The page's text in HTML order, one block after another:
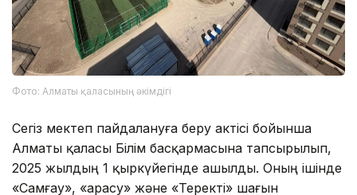
Фото: Алматы қаласының әкімдігі
Сегіз мектеп пайдалануға беру актісі бойынша
Алматы қаласы Білім басқармасына тапсырылып,
2025 жылдың 1 қыркүйегінде ашылды. Оның ішінде
«Самғау», «Қарасу» және «Теректі» шағын